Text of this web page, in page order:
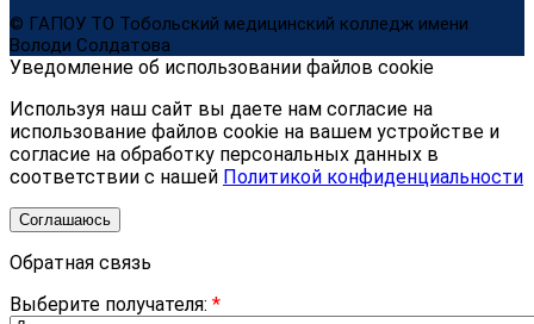
© ГАПОУ ТО Тобольский медицинский колледж имени
Володи Солдатова
Уведомление об использовании файлов cookie
Используя наш сайт вы даете нам согласие на
использование файлов cookie на вашем устройстве и
согласие на обработку персональных данных в
соответствии с нашей Политикой конфиденциальности
Соглашаюсь
Обратная связь
Выберите получателя: *